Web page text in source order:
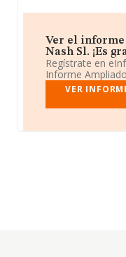
Ver el
Nash Sl. ¡Es
Regístrate en
Informe
VER